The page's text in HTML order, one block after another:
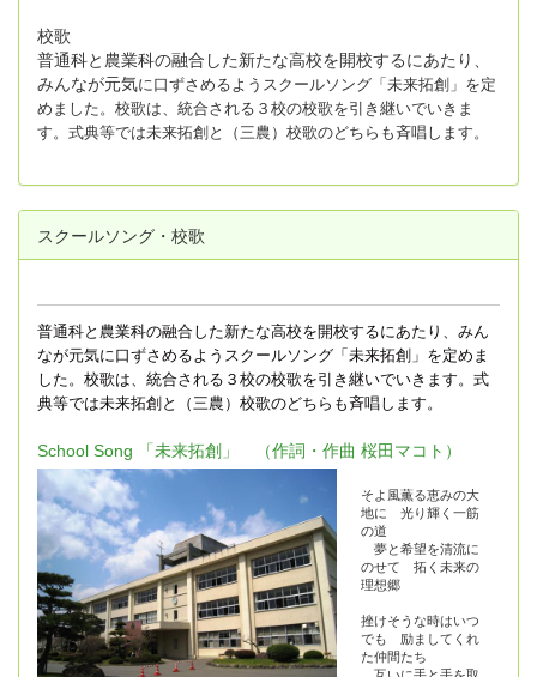
校歌
普通科と農業科の融合した新たな高校を開校するにあたり、
みんなが元気に口ずさめるようスクールソング「未来拓創」を定
めました。校歌は、統合される３校の校歌を引き継いでいきま
す。式典等では未来拓創と（三農）校歌のどちらも斉唱します。
スクールソング・校歌
普通科と農業科の融合した新たな高校を開校するにあたり、みん
なが元気に口ずさめるようスクールソング「未来拓創」を定めま
した。校歌は、統合される３校の校歌を引き継いでいきます。式
典等では未来拓創と（三農）校歌のどちらも斉唱します。
School Song 「未来拓創」 （作詞・作曲 桜田マコト）
そよ風薫る恵みの大
地に 光り輝く一筋
の道
夢と希望を清流に
のせて 拓く未来の
理想郷
挫けそうな時はいつ
でも 励ましてくれ
た仲間たち